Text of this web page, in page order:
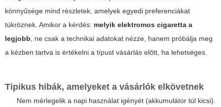
könnyűsége mind részletek, amelyek egyedi preferenciákat
tükröznek. Amikor a kérdés: melyik elektromos cigaretta a
legjobb , ne csak a technikai adatokat nézze, hanem próbálja meg
a kézben tartva is értékelni a típust vásárlás előtt, ha lehetséges.
Tipikus hibák, amelyeket a vásárlók elkövetnek
Nem mérlegelik a napi használat igényét (akkumulátor túl kicsi).